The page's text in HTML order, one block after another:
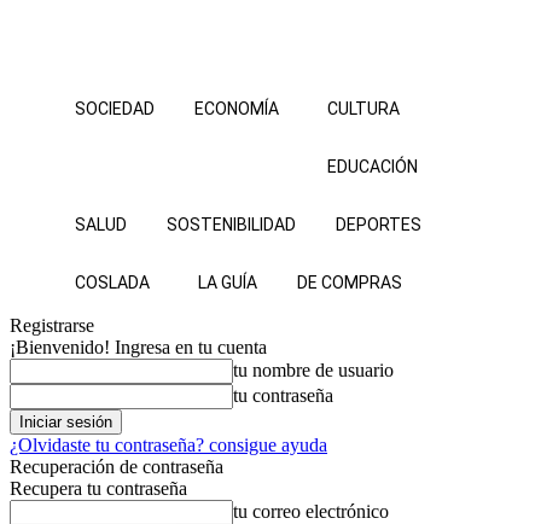
SOCIEDAD ECONOMÍA CULTURA
EDUCACIÓN
SALUD SOSTENIBILIDAD DEPORTES
COSLADA LA GUÍA DE COMPRAS
Registrarse
¡Bienvenido! Ingresa en tu cuenta
tu nombre de usuario
tu contraseña
¿Olvidaste tu contraseña? consigue ayuda
Recuperación de contraseña
Recupera tu contraseña
tu correo electrónico